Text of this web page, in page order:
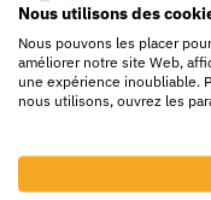
Livraison
Pochette bulle &
Papier bulle &
Nous utilisons des
Nous pouvons les placer
améliorer notre site Web,
une expérience inoubliable.
nous utilisons, ouvrez les